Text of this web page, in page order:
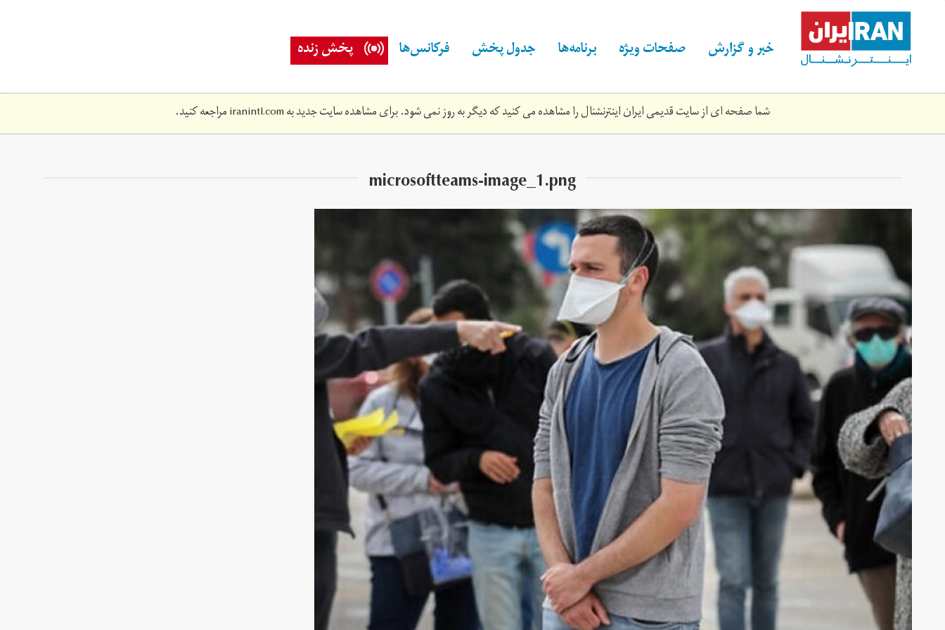
content خبر و گزارش صفحات ویژه برنامه‌ها جدول پخش فرکانس‌ها پخش زنده
شما صفحه ای از سایت قدیمی ایران اینترنشنال را مشاهده می کنید که دیگر به روز نمی شود. برای مشاهده سایت جدید بهiranintl.comمراجعه کنید.
microsoftteams-image_1.png